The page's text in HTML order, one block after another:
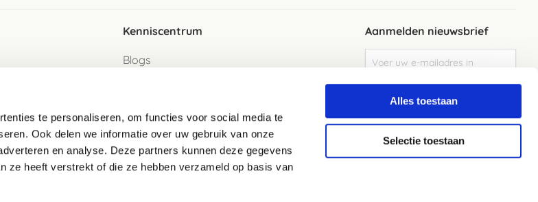
te personaliseren, om functies voor social media te
Ook delen we informatie over uw gebruik van onze
en analyse. Deze partners kunnen deze gegevens
ze heeft verstrekt of die ze hebben verzameld op basis van
Alles toestaan
Selectie toestaan
Kenniscentrum
Blogs
Aanmelden nieuwsbrief
u
op
Elke week de beste acties en het laaste